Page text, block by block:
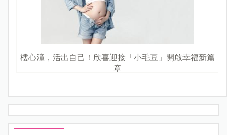
樓心潼，活出自己！欣喜迎接「小毛豆」開啟幸福新篇
章